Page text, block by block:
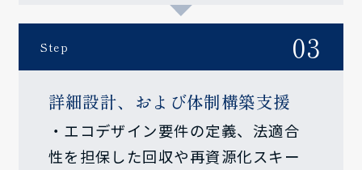
Step 03
詳細設計、および体制構築支援
・エコデザイン要件の定義、法適合
性を担保した回収や再資源化スキー